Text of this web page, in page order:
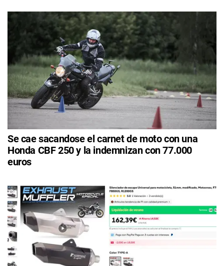
Se cae sacandose el carnet de moto con una
Honda CBF 250 y la indemnizan con 77.000
euros